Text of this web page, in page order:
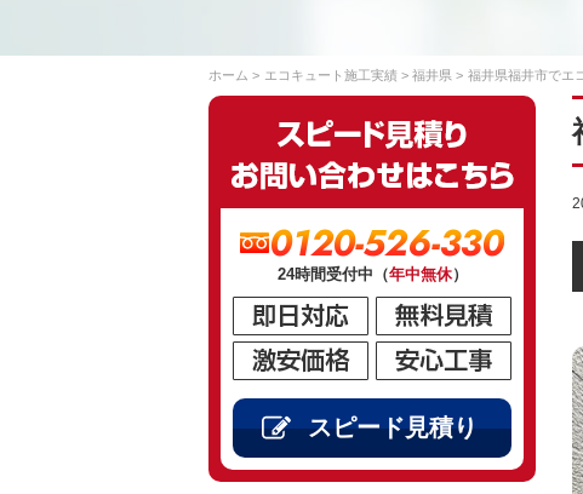
ホーム エコキュート施工実績 福井県 福井県福井市でエ
0120-526-330
24時間受付中（年中無休）
スピード見積り